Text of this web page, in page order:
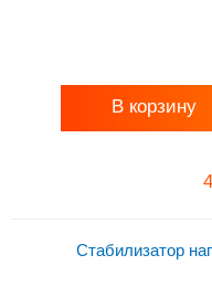
В корзину
Стабилизатор